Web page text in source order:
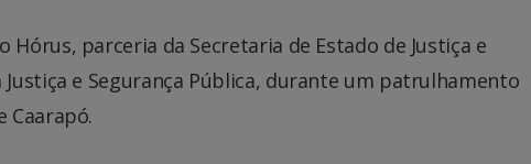
parceria da Secretaria de Estado de Justiça e
e Segurança Pública, durante um patrulhamento
Caarapó.